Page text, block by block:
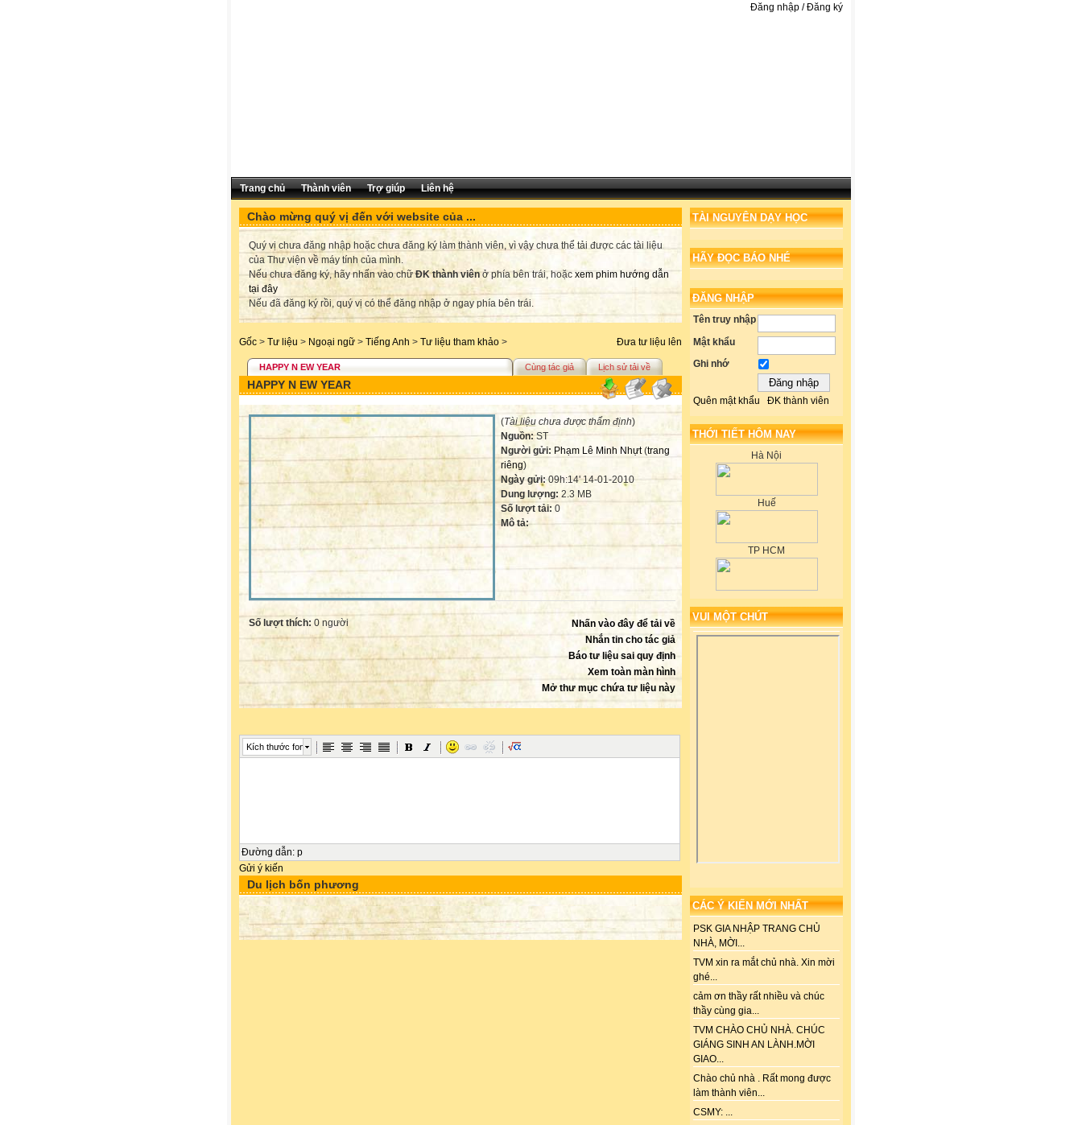
Đăng nhập / Đăng ký
Trang chủ Thành viên Trợ giúp Liên hệ
TÀI NGUYÊN DẠY HỌC
HÃY ĐỌC BÁO NHÉ
ĐĂNG NHẬP
Tên truy nhập
Mật khẩu
Ghi nhớ
Quên mật khẩu ĐK thành viên
THỚI TIẾT HÔM NAY
Hà Nội
Huế
TP HCM
VUI MỘT CHÚT
CÁC Ý KIẾN MỚI NHẤT
PSK GIA NHẬP TRANG CHỦ
NHÀ, MỜI...
TVM xin ra mắt chủ nhà. Xin mời
ghé...
cảm ơn thầy rất nhiều và chúc
thầy cùng gia...
TVM CHÀO CHỦ NHÀ. CHÚC
GIÁNG SINH AN LÀNH.MỜI
GIAO...
Chào chủ nhà . Rất mong được
làm thành viên...
CSMY: ...
Chào mừng quý vị đến với website của ...
Quý vị chưa đăng nhập hoặc chưa đăng ký làm thành viên, vì vậy chưa thể tải được các tài liệu
của Thư viện về máy tính của mình.
Nếu chưa đăng ký, hãy nhấn vào chữĐK thành viênở phía bên trái, hoặc xem phim hướng dẫn
tại đây
Nếu đã đăng ký rồi, quý vị có thể đăng nhập ở ngay phía bên trái.
Đưa tư liệu lên
Gốc > Tư liệu > Ngoại ngữ > Tiếng Anh > Tư liệu tham khảo >
HAPPY N EW YEAR Cùng tác giả Lịch sử tải về
HAPPY N EW YEAR
(Tài liệu chưa được thẩm định)
Nguồn:ST
Người gửi: Phạm Lê Minh Nhựt(trang
riêng)
Ngày gửi:09h:14' 14-01-2010
Dung lượng: 2.3 MB
Số lượt tải: 0
Mô tả:
Nhấn vào đây để tải về
Nhắn tin cho tác giả
Báo tư liệu sai quy định
Xem toàn màn hình
Mở thư mục chứa tư liệu này
Số lượt thích: 0 người
Kích thước font
Đường dẫn: p
Gửi ý kiến
Du lịch bốn phương